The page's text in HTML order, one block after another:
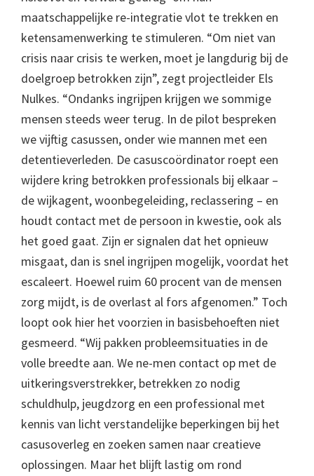
maatschappelijke re-integratie vlot te trekken en
ketensamenwerking te stimuleren. “Om niet van
crisis naar crisis te werken, moet je langdurig bij de
doelgroep betrokken zijn”, zegt projectleider Els
Nulkes. “Ondanks ingrijpen krijgen we sommige
mensen steeds weer terug. In de pilot bespreken
we vijftig casussen, onder wie mannen met een
detentieverleden. De casuscoördinator roept een
wijdere kring betrokken professionals bij elkaar –
de wijkagent, woonbegeleiding, reclassering – en
houdt contact met de persoon in kwestie, ook als
het goed gaat. Zijn er signalen dat het opnieuw
misgaat, dan is snel ingrijpen mogelijk, voordat het
escaleert. Hoewel ruim 60 procent van de mensen
zorg mijdt, is de overlast al fors afgenomen.” Toch
loopt ook hier het voorzien in basisbehoeften niet
gesmeerd. “Wij pakken probleemsituaties in de
volle breedte aan. We ne-men contact op met de
uitkeringsverstrekker, betrekken zo nodig
schuldhulp, jeugdzorg en een professional met
kennis van licht verstandelijke beperkingen bij het
casusoverleg en zoeken samen naar creatieve
oplossingen. Maar het blijft lastig om rond